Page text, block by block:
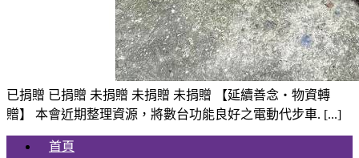
已捐贈 已捐贈 未捐贈 未捐贈 未捐贈 【延續善念・物資轉
贈】 本會近期整理資源，將數台功能良好之電動代步車. [...]
首頁